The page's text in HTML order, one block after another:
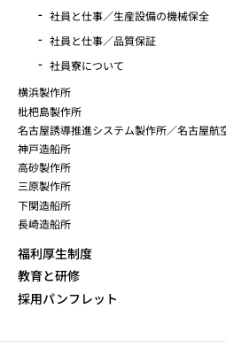
社員と仕事／生産設備の機械保全
社員と仕事／品質保証
社員寮について
横浜製作所
枇杷島製作所
名古屋誘導推進システム製作所／名古屋航
神戸造船所
高砂製作所
三原製作所
下関造船所
長崎造船所
福利厚生制度
教育と研修
採用パンフレット